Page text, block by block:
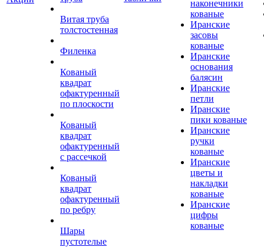
Витая труба
толстостенная
Филенка
Кованый
квадрат
офактуренный
по плоскости
Кованый
квадрат
офактуренный
с рассечкой
Кованый
квадрат
офактуренный
по ребру
Шары
пустотелые
наконечники
кованые
Иранские
засовы
кованые
Иранские
основания
балясин
Иранские
петли
Иранские
пики кованые
Иранские
ручки
кованые
Иранские
цветы и
накладки
кованые
Иранские
цифры
кованые